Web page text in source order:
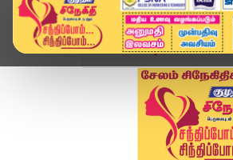
Home வீடியோ ஸ்டோரி